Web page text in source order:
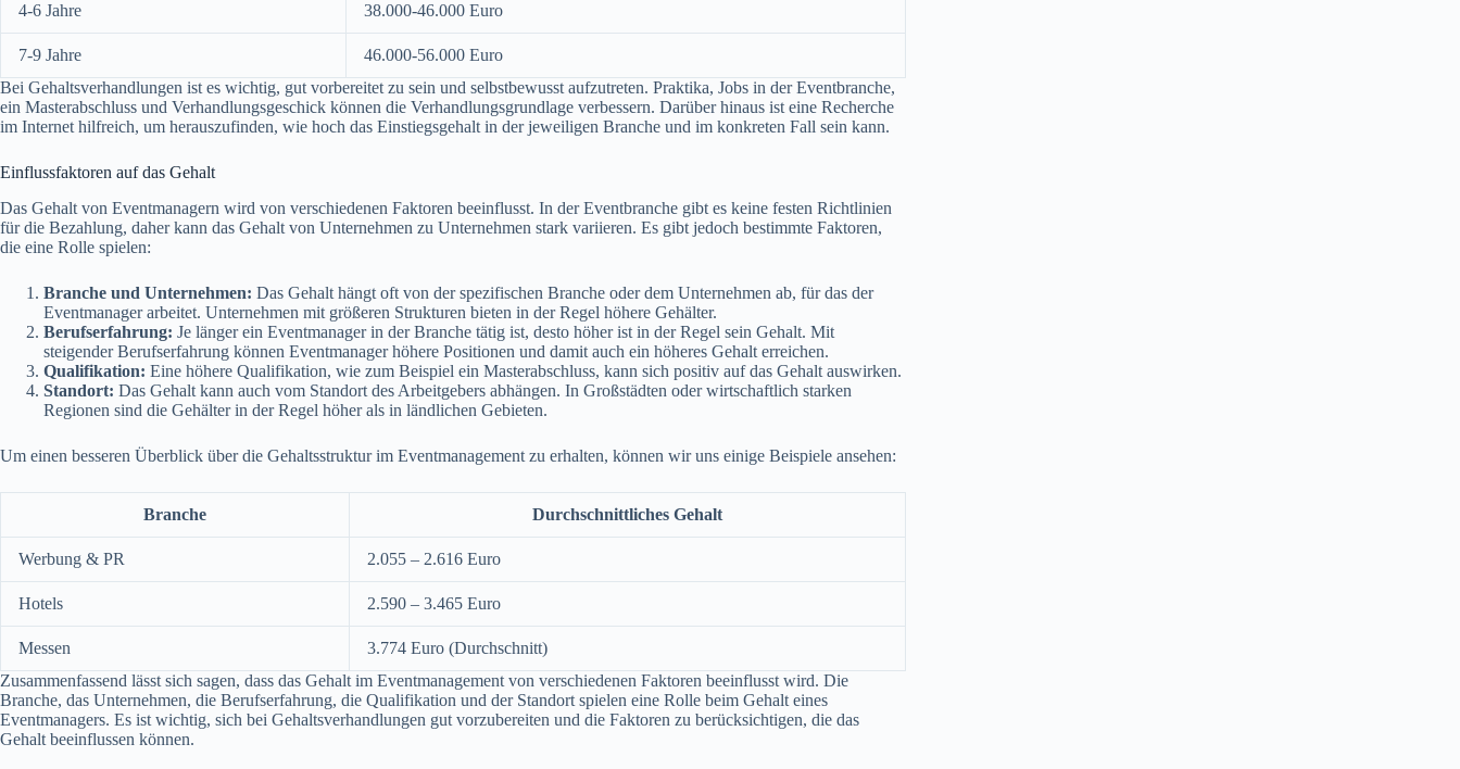
4-6 Jahre 38.000-46.000 Euro
7-9 Jahre
46.000-56.000 Euro
Bei Gehaltsverhandlungen ist es wichtig, gut vorbereitet zu sein und selbstbewusst aufzutreten. Praktika, Jobs in der Eventbranche,
ein Masterabschluss und Verhandlungsgeschick können die Verhandlungsgrundlage verbessern. Darüber hinaus ist eine Recherche
im Internet hilfreich, um herauszufinden, wie hoch das Einstiegsgehalt in der jeweiligen Branche und im konkreten Fall sein kann.
Einflussfaktoren auf das Gehalt
Das Gehalt von Eventmanagern wird von verschiedenen Faktoren beeinflusst. In der Eventbranche gibt es keine festen Richtlinien
für die Bezahlung, daher kann das Gehalt von Unternehmen zu Unternehmen stark variieren. Es gibt jedoch bestimmte Faktoren,
die eine Rolle spielen:
Branche und Unternehmen: Das Gehalt hängt oft von der spezifischen Branche oder dem Unternehmen ab, für das der
Eventmanager arbeitet. Unternehmen mit größeren Strukturen bieten in der Regel höhere Gehälter.
Berufserfahrung: Je länger ein Eventmanager in der Branche tätig ist, desto höher ist in der Regel sein Gehalt. Mit
steigender Berufserfahrung können Eventmanager höhere Positionen und damit auch ein höheres Gehalt erreichen.
Qualifikation: Eine höhere Qualifikation, wie zum Beispiel ein Masterabschluss, kann sich positiv auf das Gehalt auswirken.
Standort: Das Gehalt kann auch vom Standort des Arbeitgebers abhängen. In Großstädten oder wirtschaftlich starken
Regionen sind die Gehälter in der Regel höher als in ländlichen Gebieten.
Um einen besseren Überblick über die Gehaltsstruktur im Eventmanagement zu erhalten, können wir uns einige Beispiele ansehen:
Branche Durchschnittliches Gehalt
Werbung & PR 2.055 – 2.616 Euro
Hotels 2.590 – 3.465 Euro
Messen
3.774 Euro (Durchschnitt)
Zusammenfassend lässt sich sagen, dass das Gehalt im Eventmanagement von verschiedenen Faktoren beeinflusst wird. Die
Branche, das Unternehmen, die Berufserfahrung, die Qualifikation und der Standort spielen eine Rolle beim Gehalt eines
Eventmanagers. Es ist wichtig, sich bei Gehaltsverhandlungen gut vorzubereiten und die Faktoren zu berücksichtigen, die das
Gehalt beeinflussen können.